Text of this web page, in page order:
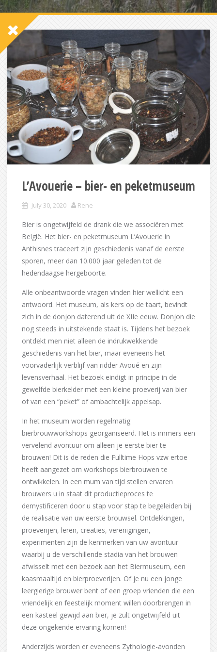
L’Avouerie – bier- en peketmuseum
July 30, 2020 Rene
Bier is ongetwijfeld de drank die we associëren met
België. Het bier- en peketmuseum L’Avouerie in
Anthisnes traceert zijn geschiedenis vanaf de eerste
sporen, meer dan 10.000 jaar geleden tot de
hedendaagse hergeboorte.
Alle onbeantwoorde vragen vinden hier wellicht een
antwoord. Het museum, als kers op de taart, bevindt
zich in de donjon daterend uit de XIIe eeuw. Donjon die
nog steeds in uitstekende staat is. Tijdens het bezoek
ontdekt men niet alleen de indrukwekkende
geschiedenis van het bier, maar eveneens het
voorvaderlijk verblijf van ridder Avoué en zijn
levensverhaal. Het bezoek eindigt in principe in de
gewelfde bierkelder met een kleine proeverij van bier
of van een “peket” of ambachtelijk appelsap.
In het museum worden regelmatig
bierbrouwworkshops georganiseerd. Het is immers een
vervelend avontuur om alleen je eerste bier te
brouwen! Dit is de reden die Fulltime Hops vzw ertoe
heeft aangezet om workshops bierbrouwen te
ontwikkelen. In een mum van tijd stellen ervaren
brouwers u in staat dit productieproces te
demystificeren door u stap voor stap te begeleiden bij
de realisatie van uw eerste brouwsel. Ontdekkingen,
proeverijen, leren, creaties, verenigingen,
experimenten zijn de kenmerken van uw avontuur
waarbij u de verschillende stadia van het brouwen
afwisselt met een bezoek aan het Biermuseum, een
kaasmaaltijd en bierproeverijen. Of je nu een jonge
leergierige brouwer bent of een groep vrienden die een
vriendelijk en feestelijk moment willen doorbrengen in
een kasteel gewijd aan bier, je zult ongetwijfeld uit
deze ongekende ervaring komen!
Anderzijds worden er eveneens Zythologie-avonden